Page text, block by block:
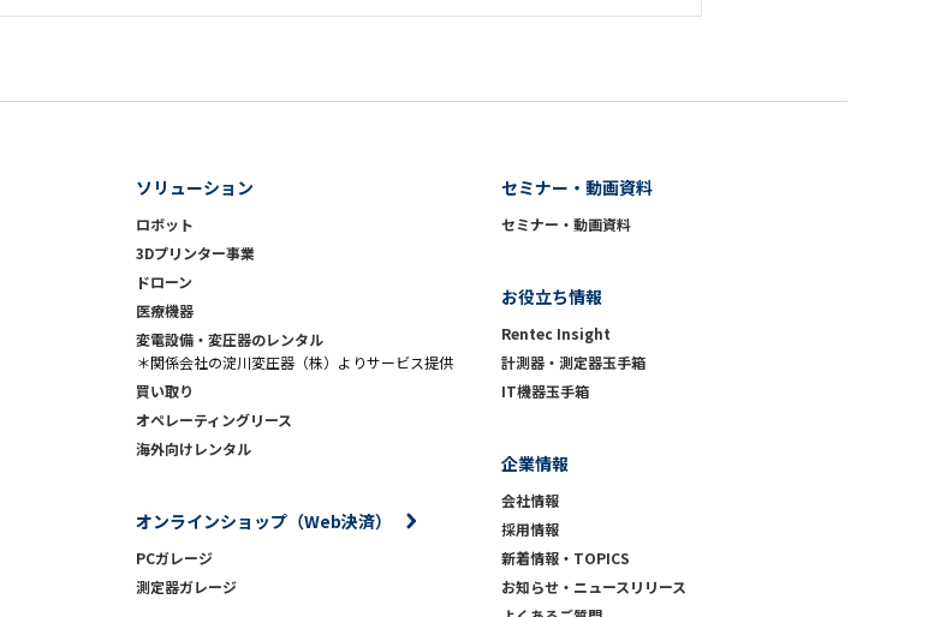
ソリューション
ロボット
3Dプリンター事業
ドローン
医療機器
変電設備・変圧器のレンタル
＊関係会社の淀川変圧器（株）よりサービス提供
買い取り
オペレーティングリース
海外向けレンタル
オンラインショップ（Web決済）
PCガレージ
測定器ガレージ
セミナー・動画資料
セミナー・動画資料
お役立ち情報
Rentec Insight
計測器・測定器玉手箱
IT機器玉手箱
企業情報
会社情報
採用情報
新着情報・TOPICS
お知らせ・ニュースリリース